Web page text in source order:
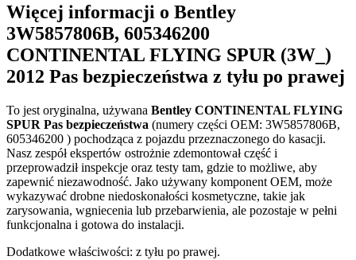
Więcej informacji o Bentley
3W5857806B, 605346200
CONTINENTAL FLYING SPUR (3W_)
2012 Pas bezpieczeństwa z tyłu po prawej
To jest oryginalna, używana Bentley CONTINENTAL FLYING
SPUR Pas bezpieczeństwa (numery części OEM: 3W5857806B,
605346200 ) pochodząca z pojazdu przeznaczonego do kasacji.
Nasz zespół ekspertów ostrożnie zdemontował część i
przeprowadził inspekcje oraz testy tam, gdzie to możliwe, aby
zapewnić niezawodność. Jako używany komponent OEM, może
wykazywać drobne niedoskonałości kosmetyczne, takie jak
zarysowania, wgniecenia lub przebarwienia, ale pozostaje w pełni
funkcjonalna i gotowa do instalacji.
Dodatkowe właściwości: z tyłu po prawej.